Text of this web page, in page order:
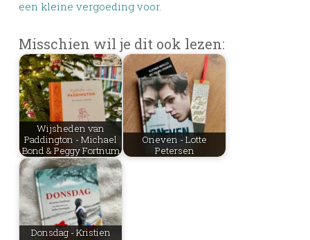
een kleine vergoeding voor.
Misschien wil je dit ook lezen:
Wijsheden van
Paddington - Michael
Bond & Peggy Fortnum
Oneven - Lotte
Petersen
Donsdag - Kristien